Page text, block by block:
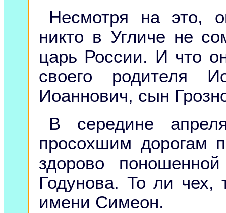
Несмотря на это,
никто в Угличе не
царь России. И что
своего родителя
Иоаннович, сын
В середине
просохшим дорогам
здорово
Годунова. То ли чех,
имени Симеон.